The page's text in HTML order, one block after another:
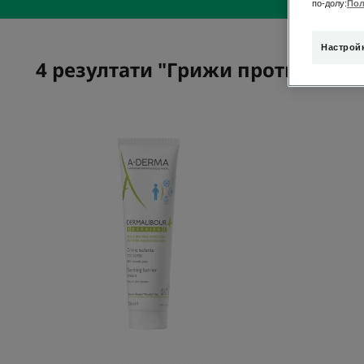
4 резултати "Грижи против
по-долу: